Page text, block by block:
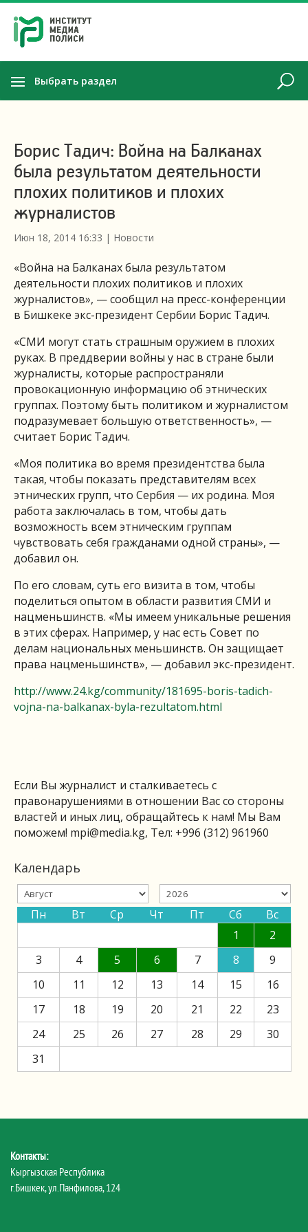
Выбрать раздел
Борис Тадич: Война на Балканах
была результатом деятельности
плохих политиков и плохих
журналистов
Июн 18, 2014 16:33 | Новости
«Война на Балканах была результатом
деятельности плохих политиков и плохих
журналистов», — сообщил на пресс-конференции
в Бишкеке экс-президент Сербии Борис Тадич.
«СМИ могут стать страшным оружием в плохих
руках. В преддверии войны у нас в стране были
журналисты, которые распространяли
провокационную информацию об этнических
группах. Поэтому быть политиком и журналистом
подразумевает большую ответственность», —
считает Борис Тадич.
«Моя политика во время президентства была
такая, чтобы показать представителям всех
этнических групп, что Сербия — их родина. Моя
работа заключалась в том, чтобы дать
возможность всем этническим группам
чувствовать себя гражданами одной страны», —
добавил он.
По его словам, суть его визита в том, чтобы
поделиться опытом в области развития СМИ и
нацменьшинств. «Мы имеем уникальные решения
в этих сферах. Например, у нас есть Совет по
делам национальных меньшинств. Он защищает
права нацменьшинств», — добавил экс-президент.
http://www.24.kg/community/181695-boris-tadich-
vojna-na-balkanax-byla-rezultatom.html
Если Вы журналист и сталкиваетесь с
правонарушениями в отношении Вас со стороны
властей и иных лиц, обращайтесь к нам! Мы Вам
поможем! mpi@media.kg, Тел: +996 (312) 961960
Календарь
Пн Вт Ср Чт Пт Сб
Вс
1
2
3
4 5 6 7 8
9
10
11 12 13 14 15
16
17
18 19 20 21 22
23
24
25 26 27 28 29
30
31
Контакты:
Кыргызская Республика
г.Бишкек, ул.Панфилова, 124